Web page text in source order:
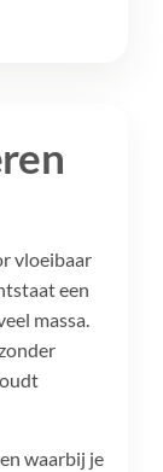
vloeibaar
een
massa.
waarbij je